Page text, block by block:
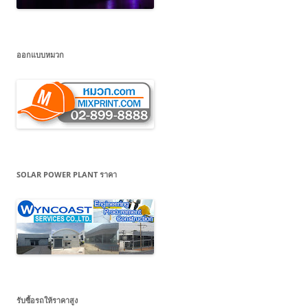
ออกแบบหมวก
SOLAR POWER PLANT ราคา
รับซื้อรถให้ราคาสูง